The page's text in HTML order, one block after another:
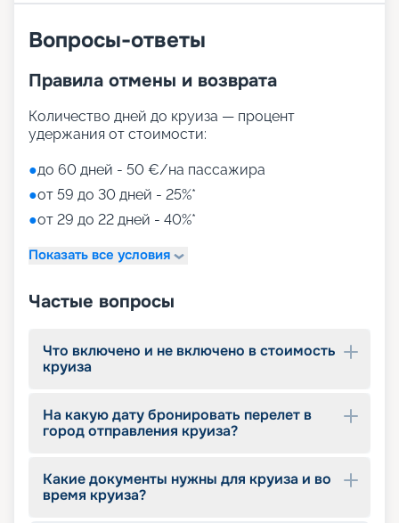
Вопросы-ответы
Правила отмены и возврата
Количество дней до круиза — процент
удержания от стоимости:
●до 60 дней - 50 €/на пассажира
●от 59 до 30 дней - 25%*
●от 29 до 22 дней - 40%*
Показать все условия
Частые вопросы
Что включено и не включено в стоимость
круиза
На какую дату бронировать перелет в
город отправления круиза?
Какие документы нужны для круиза и во
время круиза?